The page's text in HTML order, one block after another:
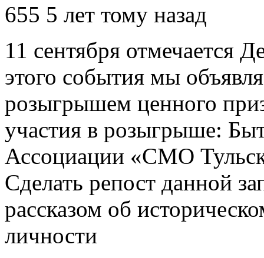
655 5 лет тому назад
11 сентября отмечается
этого события мы
розыгрышем ценного
участия в розыгрыше:
Ассоциации «СМО
Сделать репост данной
рассказом об
личности